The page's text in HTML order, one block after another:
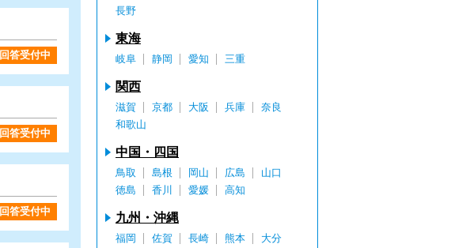
回答受付中
回答受付中
回答受付中
長野
東海
岐阜 静岡 愛知 三重
関西
滋賀 京都 大阪 兵庫
奈良
和歌山
中国・四国
鳥取 島根 岡山 広島
山口
徳島
香川 愛媛 高知
九州・沖縄
福岡 佐賀 長崎 熊本
大分